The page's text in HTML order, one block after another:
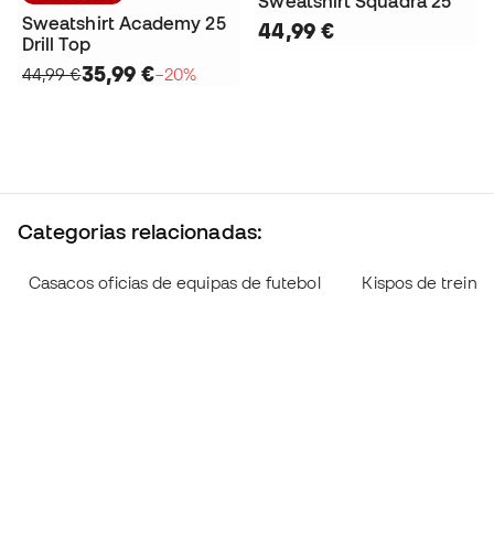
Sweatshirt Academy 25
Drill Top
44,99 €35,99 €−20%
44,99 €
Categorias relacionadas:
Casacos oficias de equipas de futebol Kispos de treino